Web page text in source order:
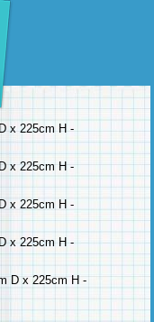
x 225cm H -
x 225cm H -
x 225cm H -
x 225cm H -
D x 225cm H -